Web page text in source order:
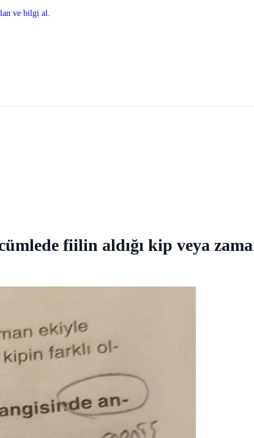
ve bilgi al.
fiilin aldığı kip veya